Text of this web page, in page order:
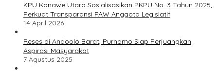
KPU Konawe Utara Sosialisasikan PKPU No. 3 Tahun 2025,
Perkuat Transparansi PAW Anggota Legislatif
14 April 2026
Reses di Andoolo Barat, Purnomo Siap Perjuangkan
Aspirasi Masyarakat
7 Agustus 2025